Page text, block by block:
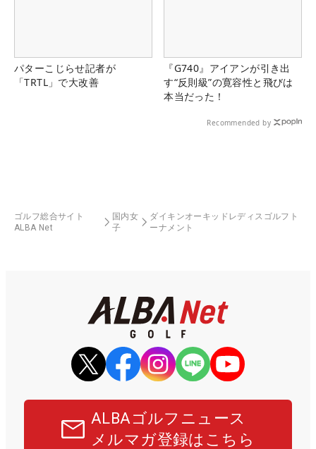
パターこじらせ記者が
「TRTL」で大改善
『G740』アイアンが引き出
す“反則級”の寛容性と飛びは
本当だった！
Recommended by
ゴルフ総合サイト
ALBA Net
国内女
子
ダイキンオーキッドレディスゴルフト
ーナメント
ALBAゴルフニュース
メルマガ登録はこちら